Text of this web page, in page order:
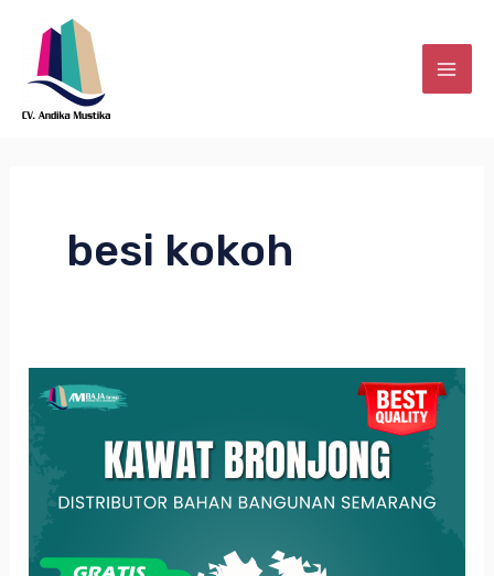
content
besi kokoh
Apa
itu
Bronjong?
dan